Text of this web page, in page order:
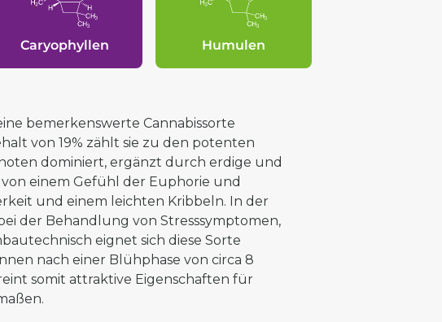
Caryophyllen Humulen
bemerkenswerte Cannabissorte
von 19% zählt sie zu den potenten
dominiert, ergänzt durch erdige und
einem Gefühl der Euphorie und
und einem leichten Kribbeln. In der
der Behandlung von Stresssymptomen,
eignet sich diese Sorte
nach einer Blühphase von circa 8
somit attraktive Eigenschaften für